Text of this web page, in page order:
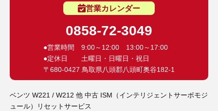
営業カレンダー
0858-72-3049
●営業時間 9:00～12:00 13:00～17:00
●定休日 土曜日・日曜日・祝日
〒680-0427 鳥取県八頭郡八頭町奥谷182-1
ベンツ W221 / W212 他 中古 ISM（インテリジェントサーボモジ
ュール）リセットサービス